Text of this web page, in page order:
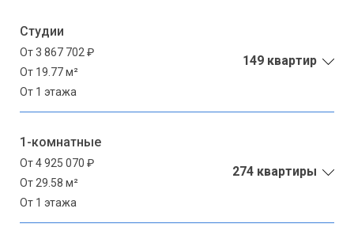
Студии
От 3 867 702 ₽
От 19.77 м²
От 1 этажа
149 квартир
1-комнатные
От 4 925 070 ₽
От 29.58 м²
От 1 этажа
274 квартиры